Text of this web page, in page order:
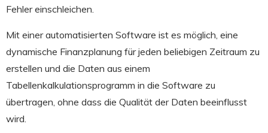
Fehler einschleichen.
Mit einer automatisierten Software ist es möglich, eine
dynamische Finanzplanung für jeden beliebigen Zeitraum zu
erstellen und die Daten aus einem
Tabellenkalkulationsprogramm in die Software zu
übertragen, ohne dass die Qualität der Daten beeinflusst
wird.